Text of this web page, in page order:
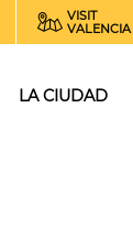
VISIT
VALENCIA
LA CIUDAD